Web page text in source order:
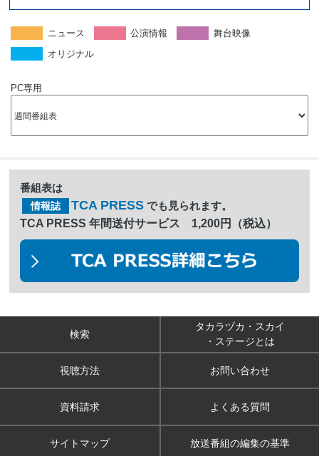
ニュース 公演情報
舞台映像
オリジナル
PC専用
番組表は
情報誌 TCA PRESS でも見られます。
TCA PRESS 年間送付サービス 1,200円（税込）
検索
タカラヅカ・スカイ
・ステージとは
視聴方法 お問い合わせ
資料請求 よくある質問
サイトマップ 放送番組の編集の基準